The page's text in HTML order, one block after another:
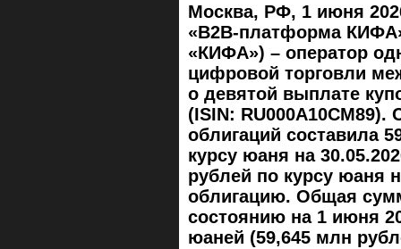
Москва, РФ, 1 июня
«B2B-платформа
«КИФА») – оператор
цифровой торговли
о девятой выплате
(ISIN:
облигаций составила
курсу юаня на
рублей по курсу юаня
облигацию. Общая
состоянию на 1 июня
юаней (59,645 млн